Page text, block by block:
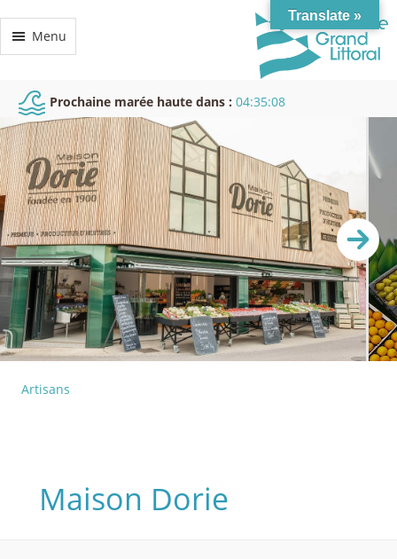
Menu
Prochaine marée haute dans : 04:35:07
Artisans
Maison Dorie
Translate »